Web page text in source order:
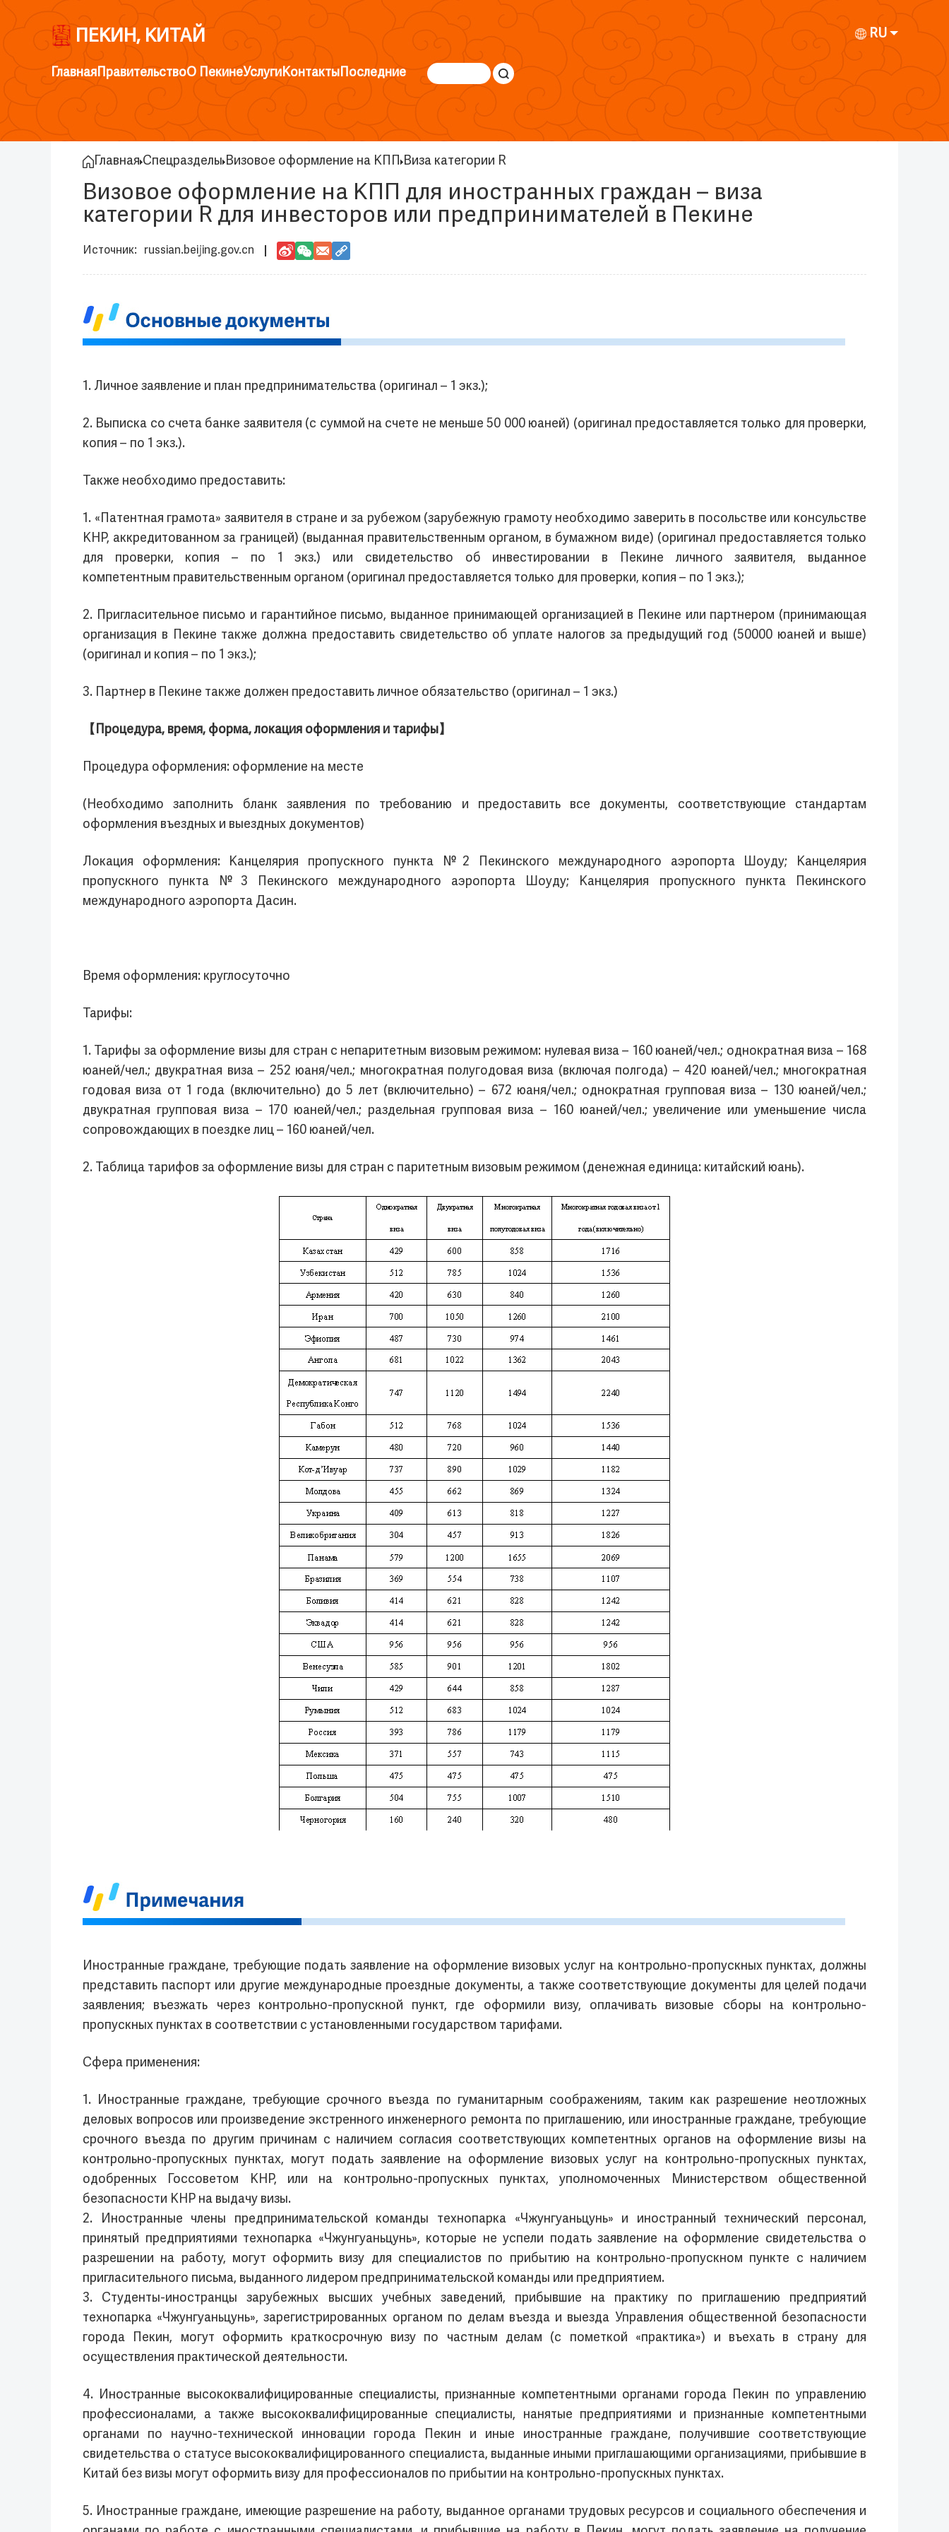
ПЕКИН, КИТАЙ RU
ГлавнаяПравительствоО ПекинеУслугиКонтактыПоследние
Главная Спецразделы Визовое оформление на КПП Виза категории R
Визовое оформление на КПП для иностранных граждан – виза
категории R для инвесторов или предпринимателей в Пекине
russian.beijing.gov.cn
1. Личное заявление и план предпринимательства (оригинал – 1 экз.);
2. Выписка со счета банке заявителя (с суммой на счете не меньше 50 000 юаней) (оригинал предоставляется только для проверки,
копия – по 1 экз.).
Также необходимо предоставить:
1. «Патентная грамота» заявителя в стране и за рубежом (зарубежную грамоту необходимо заверить в посольстве или консульстве
КНР, аккредитованном за границей) (выданная правительственным органом, в бумажном виде) (оригинал предоставляется только
для проверки, копия – по 1 экз.) или свидетельство об инвестировании в Пекине личного заявителя, выданное
компетентным правительственным органом (оригинал предоставляется только для проверки, копия – по 1 экз.);
2. Пригласительное письмо и гарантийное письмо, выданное принимающей организацией в Пекине или партнером (принимающая
организация в Пекине также должна предоставить свидетельство об уплате налогов за предыдущий год (50000 юаней и выше)
(оригинал и копия – по 1 экз.);
3. Партнер в Пекине также должен предоставить личное обязательство (оригинал – 1 экз.)
【Процедура, время, форма, локация оформления и тарифы】
Процедура оформления: оформление на месте
(Необходимо заполнить бланк заявления по требованию и предоставить все документы, соответствующие стандартам
оформления въездных и выездных документов)
Локация оформления: Канцелярия пропускного пункта №2 Пекинского международного аэропорта Шоуду; Канцелярия
пропускного пункта №3 Пекинского международного аэропорта Шоуду; Канцелярия пропускного пункта Пекинского
международного аэропорта Дасин.
Время оформления: круглосуточно
Тарифы:
1. Тарифы за оформление визы для стран с непаритетным визовым режимом: нулевая виза – 160 юаней/чел.; однократная виза – 168
юаней/чел.; двукратная виза – 252 юаня/чел.; многократная полугодовая виза (включая полгода) – 420 юаней/чел.; многократная
годовая виза от 1 года (включительно) до 5 лет (включительно) – 672 юаня/чел.; однократная групповая виза – 130 юаней/чел.;
двукратная групповая виза – 170 юаней/чел.; раздельная групповая виза – 160 юаней/чел.; увеличение или уменьшение числа
сопровождающих в поездке лиц – 160 юаней/чел.
2. Таблица тарифов за оформление визы для стран с паритетным визовым режимом (денежная единица: китайский юань).
Иностранные граждане, требующие подать заявление на оформление визовых услуг на контрольно-пропускных пунктах, должны
представить паспорт или другие международные проездные документы, а также соответствующие документы для целей подачи
заявления; въезжать через контрольно-пропускной пункт, где оформили визу, оплачивать визовые сборы на контрольно-
пропускных пунктах в соответствии с установленными государством тарифами.
Сфера применения:
1. Иностранные граждане, требующие срочного въезда по гуманитарным соображениям, таким как разрешение неотложных
деловых вопросов или произведение экстренного инженерного ремонта по приглашению, или иностранные граждане, требующие
срочного въезда по другим причинам с наличием согласия соответствующих компетентных органов на оформление визы на
контрольно-пропускных пунктах, могут подать заявление на оформление визовых услуг на контрольно-пропускных пунктах,
одобренных Госсоветом КНР, или на контрольно-пропускных пунктах, уполномоченных Министерством общественной
безопасности КНР на выдачу визы.
2. Иностранные члены предпринимательской команды технопарка «Чжунгуаньцунь» и иностранный технический персонал,
принятый предприятиями технопарка «Чжунгуаньцунь», которые не успели подать заявление на оформление свидетельства о
разрешении на работу, могут оформить визу для специалистов по прибытию на контрольно-пропускном пункте с наличием
пригласительного письма, выданного лидером предпринимательской команды или предприятием.
3. Студенты-иностранцы зарубежных высших учебных заведений, прибывшие на практику по приглашению предприятий
технопарка «Чжунгуаньцунь», зарегистрированных органом по делам въезда и выезда Управления общественной безопасности
города Пекин, могут оформить краткосрочную визу по частным делам (с пометкой «практика») и въехать в страну для
осуществления практической деятельности.
4. Иностранные высококвалифицированные специалисты, признанные компетентными органами города Пекин по управлению
профессионалами, а также высококвалифицированные специалисты, нанятые предприятиями и признанные компетентными
органами по научно-технической инновации города Пекин и иные иностранные граждане, получившие соответствующие
свидетельства о статусе высококвалифицированного специалиста, выданные иными приглашающими организациями, прибывшие в
Китай без визы могут оформить визу для профессионалов по прибытии на контрольно-пропускных пунктах.
5. Иностранные граждане, имеющие разрешение на работу, выданное органами трудовых ресурсов и социального обеспечения и